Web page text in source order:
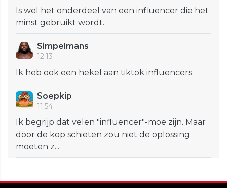
Is wel het onderdeel van een influencer die het
minst gebruikt wordt.
Simpelmans
12:13
Ik heb ook een hekel aan tiktok influencers.
Soepkip
11:54
Ik begrijp dat velen "influencer"-moe zijn. Maar
door de kop schieten zou niet de oplossing
moeten z...